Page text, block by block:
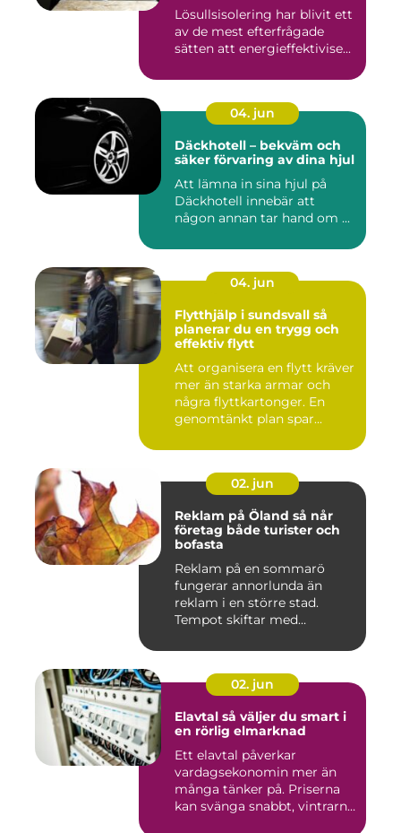
Lösullsisolering har blivit ett
av de mest efterfrågade
sätten att energieffektivise...
04. jun
Däckhotell – bekväm och
säker förvaring av dina hjul
Att lämna in sina hjul på
Däckhotell innebär att
någon annan tar hand om ...
04. jun
Flytthjälp i sundsvall så
planerar du en trygg och
effektiv flytt
Att organisera en flytt kräver
mer än starka armar och
några flyttkartonger. En
genomtänkt plan spar...
02. jun
Reklam på Öland så når
företag både turister och
bofasta
Reklam på en sommarö
fungerar annorlunda än
reklam i en större stad.
Tempot skiftar med
02. jun
Elavtal så väljer du smart i
en rörlig elmarknad
Ett elavtal påverkar
vardagsekonomin mer än
många tänker på. Priserna
kan svänga snabbt, vintrarna